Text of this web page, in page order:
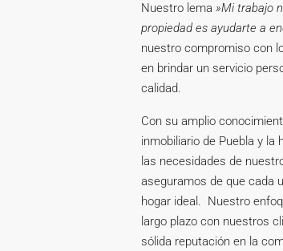
Nuestro lema »Mi trabajo
propiedad es ayudarte a
nuestro compromiso con
en brindar un servicio
calidad.
Con su amplio
inmobiliario de Puebla y la
las necesidades de
aseguramos de que cada
hogar ideal. Nuestro
largo plazo con nuestros
sólida reputación en la